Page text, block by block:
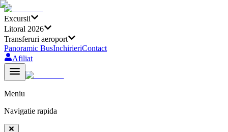
Excursii
Litoral 2026
Transferuri aeroport
Panoramic BusInchirieriContact
Afiliat
Meniu
Navigatie rapida